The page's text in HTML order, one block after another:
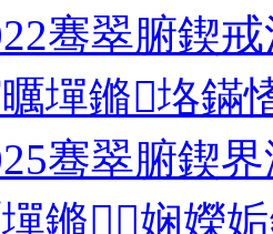
骞翠腑鍥
墠鏅垎鏋
骞翠腑鍥
鏅娴嬫